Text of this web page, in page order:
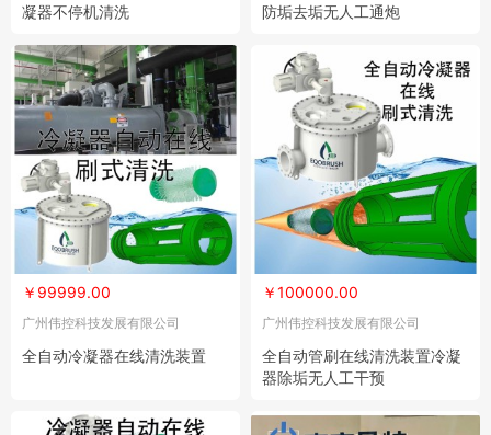
凝器不停机清洗
防垢去垢无人工通炮
￥99999.00
广州伟控科技发展有限公司
全自动冷凝器在线清洗装置
￥100000.00
广州伟控科技发展有限公司
全自动管刷在线清洗装置冷凝
器除垢无人工干预